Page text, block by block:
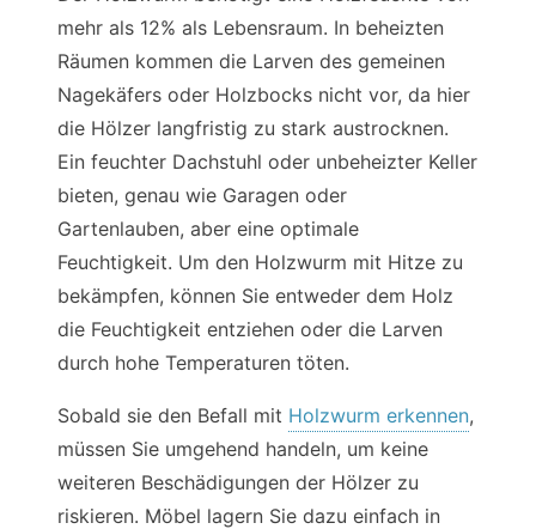
mehr als 12% als Lebensraum. In beheizten
Räumen kommen die Larven des gemeinen
Nagekäfers oder Holzbocks nicht vor, da hier
die Hölzer langfristig zu stark austrocknen.
Ein feuchter Dachstuhl oder unbeheizter Keller
bieten, genau wie Garagen oder
Gartenlauben, aber eine optimale
Feuchtigkeit. Um den Holzwurm mit Hitze zu
bekämpfen, können Sie entweder dem Holz
die Feuchtigkeit entziehen oder die Larven
durch hohe Temperaturen töten.
Sobald sie den Befall mit Holzwurm erkennen,
müssen Sie umgehend handeln, um keine
weiteren Beschädigungen der Hölzer zu
riskieren. Möbel lagern Sie dazu einfach in